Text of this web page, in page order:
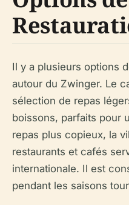
Il y a plusieurs options
autour du Zwinger. Le
sélection de repas
boissons, parfaits pour
repas plus copieux, la
restaurants et cafés
internationale. Il est
pendant les saisons